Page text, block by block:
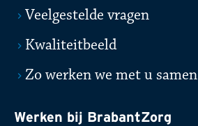
Veelgestelde vragen
Kwaliteitbeeld
Zo werken we met u samen
Werken bij BrabantZorg